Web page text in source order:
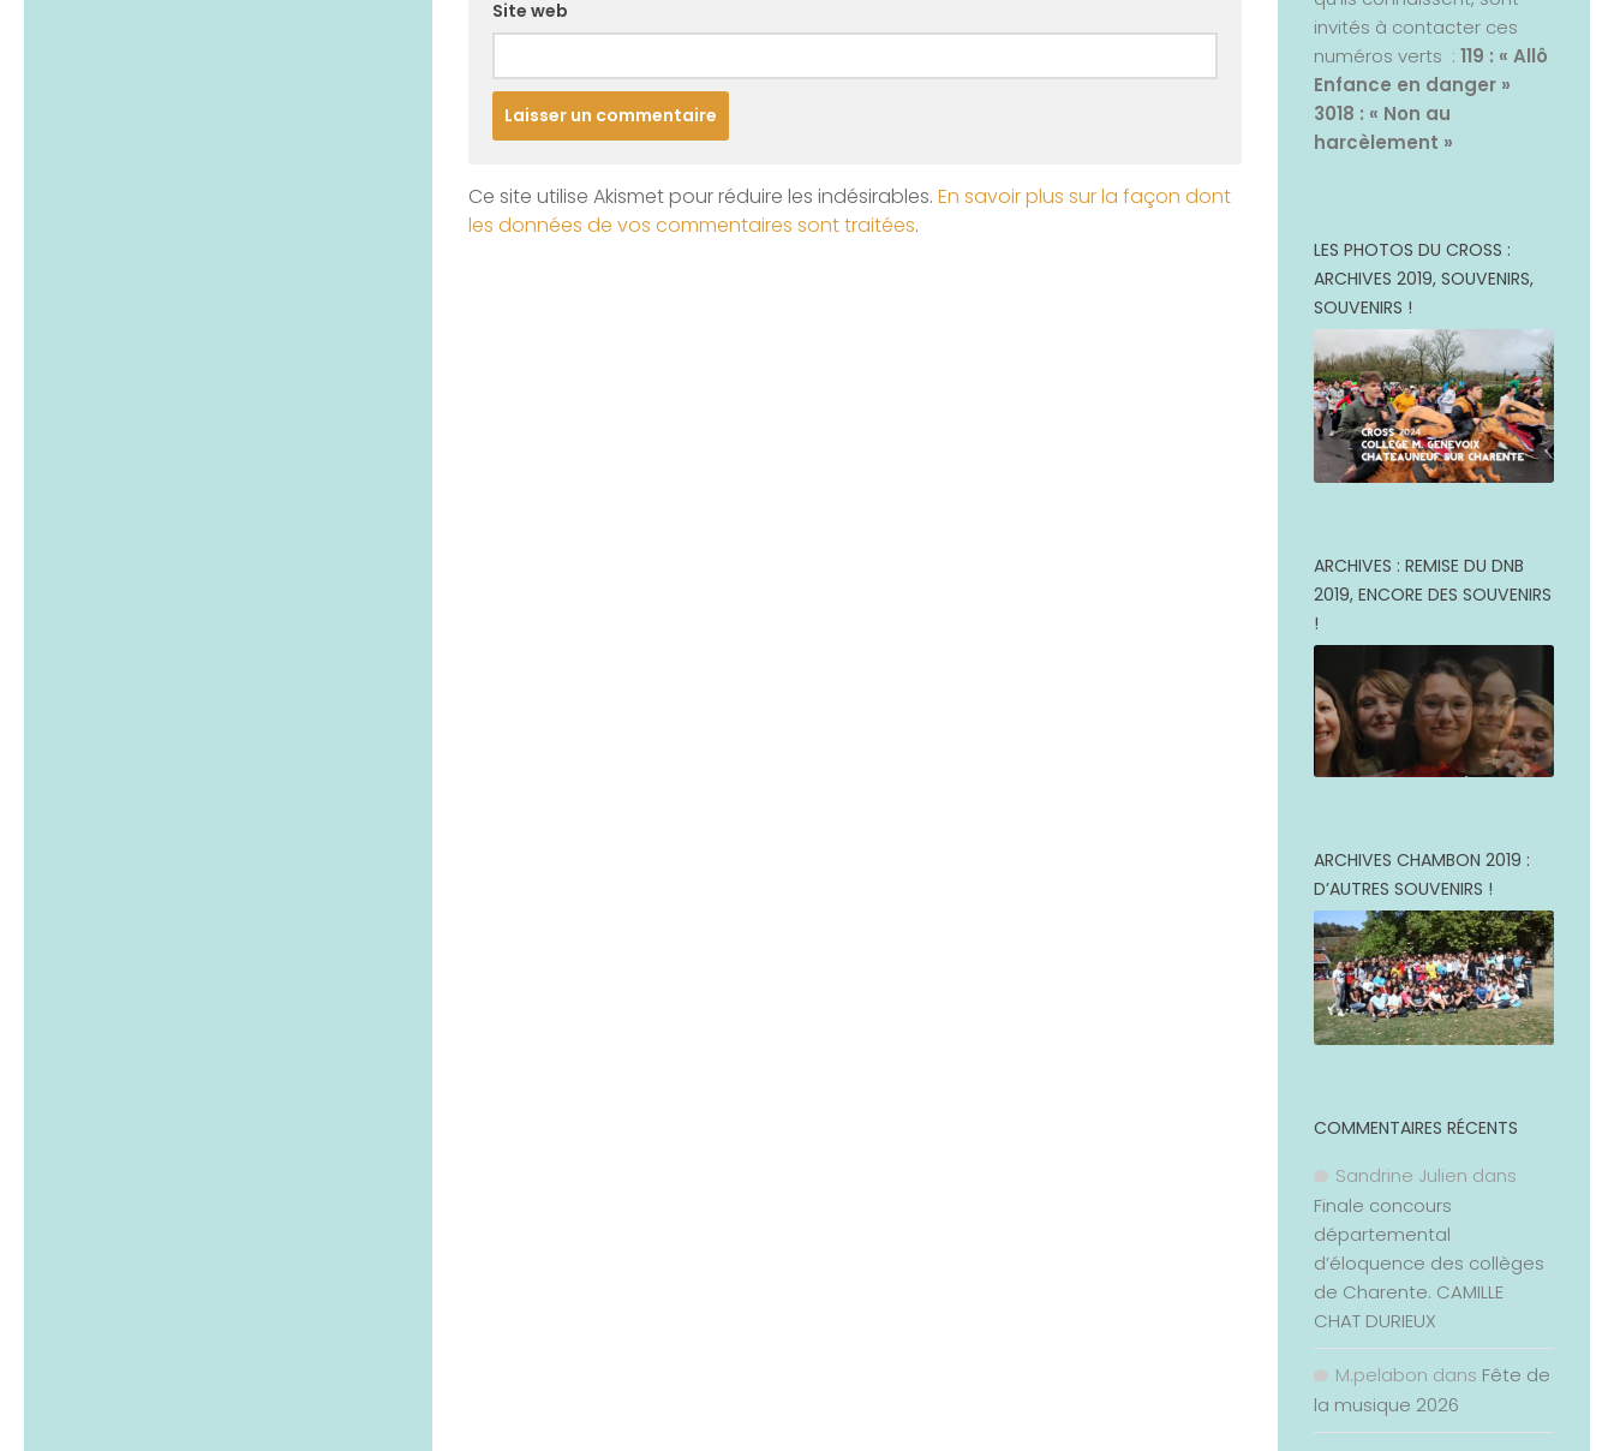
Site web
Ce site utilise Akismet pour réduire les indésirables. En savoir plus sur la façon dont
les données de vos commentaires sont traitées.
invités à contacter ces
numéros verts : 119 : « Allô
Enfance en danger »
3018 : « Non au
harcèlement »
LES PHOTOS DU CROSS :
ARCHIVES 2019, SOUVENIRS,
SOUVENIRS !
ARCHIVES : REMISE DU DNB
2019, ENCORE DES SOUVENIRS
!
ARCHIVES CHAMBON 2019 :
D’AUTRES SOUVENIRS !
COMMENTAIRES RÉCENTS
Sandrine Julien dans
Finale concours
départemental
d’éloquence des collèges
de Charente. CAMILLE
CHAT DURIEUX
M.pelabon dans Fête de
la musique 2026